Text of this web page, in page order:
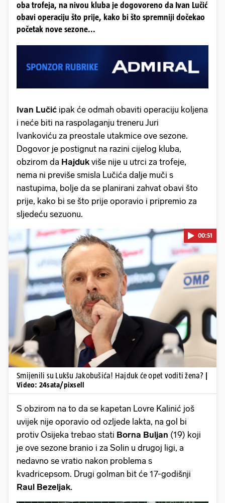
oba trofeja, na nivou kluba je dogovoreno da Ivan Lučić
obavi operaciju što prije, kako bi što spremniji dočekao
početak nove sezone...
Ivan Lučić ipak će odmah obaviti operaciju koljena
i neće biti na raspolaganju treneru Juri
Ivankoviću za preostale utakmice ove sezone.
Dogovor je postignut na razini cijelog kluba,
obzirom da Hajduk više nije u utrci za trofeje,
nema ni previše smisla Lučića dalje muči s
nastupima, bolje da se planirani zahvat obavi što
prije, kako bi se što prije oporavio i pripremio za
sljedeću sezuonu.
Pokretanje videa...
00:51
Smijenili su Lukšu Jakobušića! Hajduk će opet voditi žena?
Video: 24sata/pixsell
S obzirom na to da se kapetan Lovre Kalinić još
uvijek nije oporavio od ozljede lakta, na gol bi
protiv Osijeka trebao stati Borna Buljan (19) koji
je ove sezone branio i za Solin u drugoj ligi, a
nedavno se vratio nakon problema s
kvadricepsom. Drugi golman bit će 17-godišnji
Raul Bezeljak.